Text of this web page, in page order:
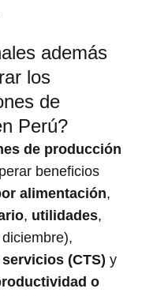
además
los
de
Perú?
de producción
beneficios
alimentación,
, utilidades,
(CTS) y
o